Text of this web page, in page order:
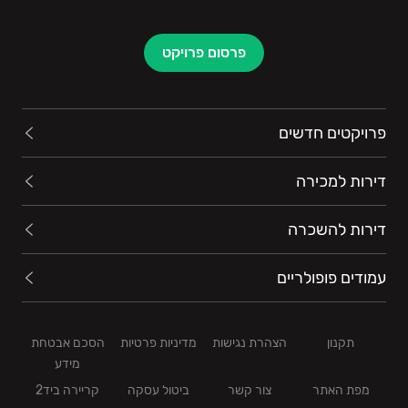
פרסום פרויקט
פרויקטים חדשים
דירות למכירה
דירות להשכרה
עמודים פופולריים
תקנון הצהרת נגישות מדיניות פרטיות
הסכם אבטחת
מידע
מפת האתר
צור קשר ביטול עסקה קריירה ביד2